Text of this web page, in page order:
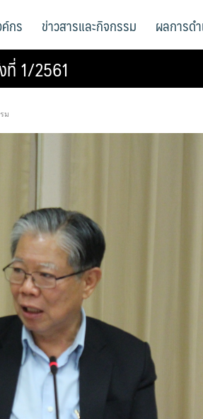
กร ข่าวสารและกิจกรรม ผลการด
1/2561
ม